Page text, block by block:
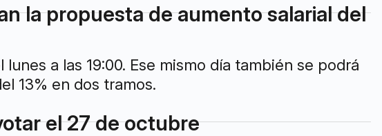
la propuesta de aumento salarial del
a las 19:00. Ese mismo día también se podrá
13% en dos tramos.
el 27 de octubre